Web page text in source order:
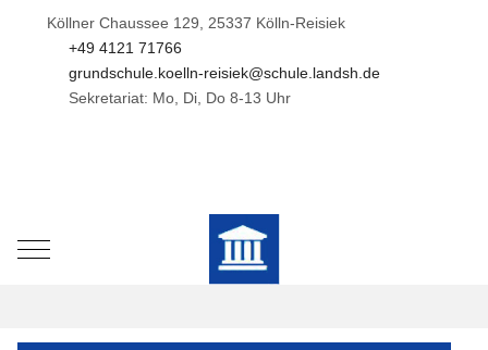
Köllner Chaussee 129, 25337 Kölln-Reisiek
+49 4121 71766
grundschule.koelln-reisiek@schule.landsh.de
Sekretariat: Mo, Di, Do 8-13 Uhr
Mobile Menu Toggle